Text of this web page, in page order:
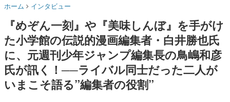
名作ゲームクリエイターの方々に製作時のエピソードをお
きます。
赫本
この物語を解いてはいけない。『赫本』は、〈試験問題〉
の形をした短編ホラー小説集です。
新世代に訊く
これからのデジタルゲーム市場を担う若きクリエイター達
界生活』オットー役、『ヒプノ
シスマイク』山田三郎役など
ホーム インタビュー
『めぞん一刻』や『美味しんぼ』を手がけ
た小学館の伝説的漫画編集者・白井勝也氏
に、元週刊少年ジャンプ編集長の鳥嶋和彦
氏が訊く！──ライバル同士だった二人が
いまこそ語る”編集者の役割”